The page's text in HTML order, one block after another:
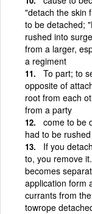
"detach the skin
to be detached;
rushed into
from a larger,
a regiment
To part; to
opposite of
root from each
from a party
come to be
had to be
If you
to, you remove
becomes
application form
currants from
towrope